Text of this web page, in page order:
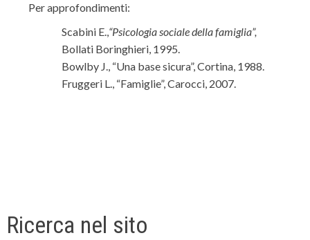
Per approfondimenti:
Scabini E.,“Psicologia sociale della famiglia”,
Bollati Boringhieri, 1995.
Bowlby J., “Una base sicura”, Cortina, 1988.
Fruggeri L., “Famiglie”, Carocci, 2007.
Ricerca nel sito